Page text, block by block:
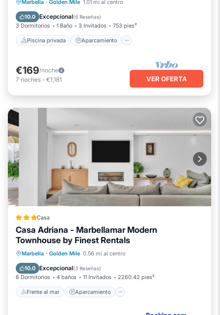
Marbella · Golden Mile 1.01 mi al centro
10.0 Excepcional(6 Reseñas)
3 Dormitorios 1 Baño 3 Invitados 753 pies²
Piscina privada Aparcamiento
Piscina privada
Aparcamiento
Piscina
Balcón/Terraza
€169/noche
7 noches - €1,181 VER OFERTA
Casa
Casa Adriana - Marbellamar Modern
Townhouse by Finest Rentals
Marbella · Golden Mile 0.56 mi al centro
10.0 Excepcional(3 Reseñas)
6 Dormitorios 4 baños 11 Invitados 2260.42 pies²
Frente al mar Aparcamiento
Frente al mar Aparcamiento
Vista al mar